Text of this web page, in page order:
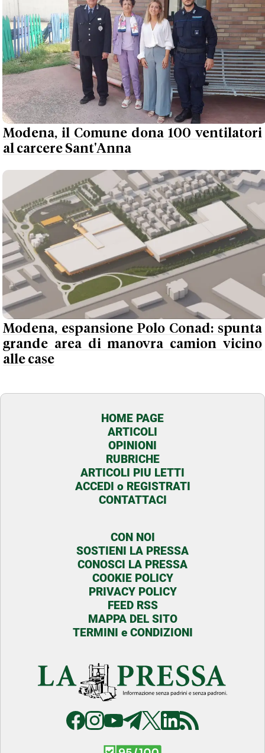
Modena, il Comune dona 100 ventilatori
al carcere Sant'Anna
Modena, espansione Polo Conad: spunta
grande area di manovra camion vicino
alle case
HOME PAGE
ARTICOLI
OPINIONI
RUBRICHE
ARTICOLI PIU LETTI
ACCEDI o REGISTRATI
CONTATTACI
CON NOI
SOSTIENI LA PRESSA
CONOSCI LA PRESSA
COOKIE POLICY
PRIVACY POLICY
FEED RSS
MAPPA DEL SITO
TERMINI e CONDIZIONI